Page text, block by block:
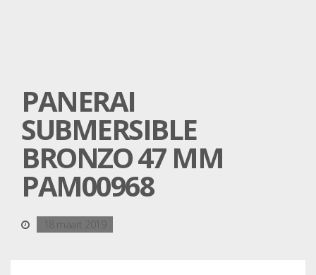
PANERAI
SUBMERSIBLE
BRONZO 47 MM
PAM00968
18 maart 2019